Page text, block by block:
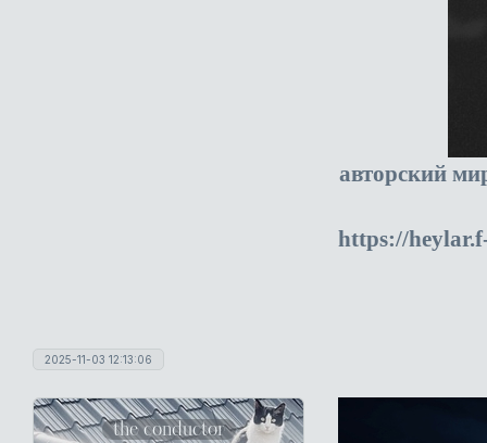
авторский
https://
2025-11-03 12:13:06
the conductor